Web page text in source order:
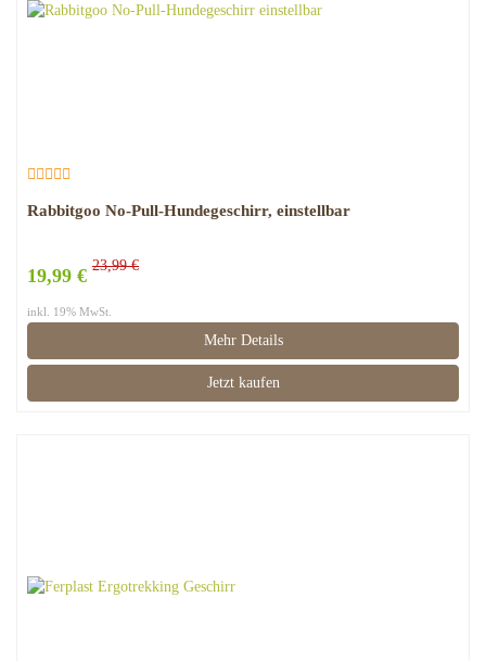
Rabbitgoo No-Pull-Hundegeschirr, einstellbar
19,99 € 23,99 €
inkl. 19% MwSt.
Mehr Details
Jetzt kaufen